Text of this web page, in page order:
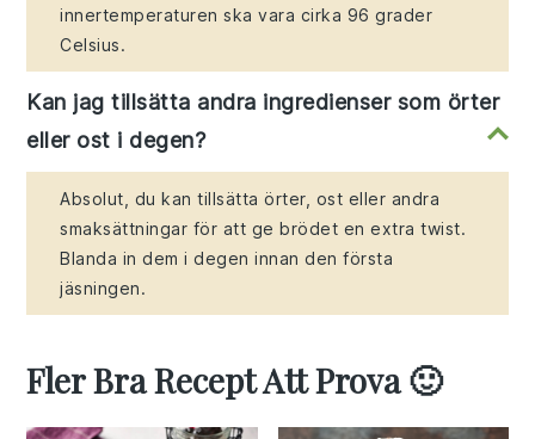
innertemperaturen ska vara cirka 96 grader
Celsius.
Kan jag tillsätta andra ingredienser som örter
eller ost i degen?
Absolut, du kan tillsätta örter, ost eller andra
smaksättningar för att ge brödet en extra twist.
Blanda in dem i degen innan den första
jäsningen.
Fler Bra Recept Att Prova 🙂